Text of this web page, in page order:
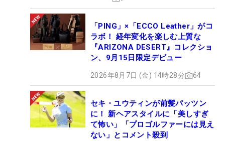
「PING」×「ECCO Leather」がコ
ラボ！ 経年変化を楽しむ上質な
『ARIZONA DESERT』コレクショ
ン、9月15日限定デビュー
2026年8月7日 (金) 14時28分 64
セキ・ユウティンが前髪パッツン
に！ 新ヘアスタイルに「美しすぎ
て怖い」「プロゴルファーには見え
ない」とコメント殺到